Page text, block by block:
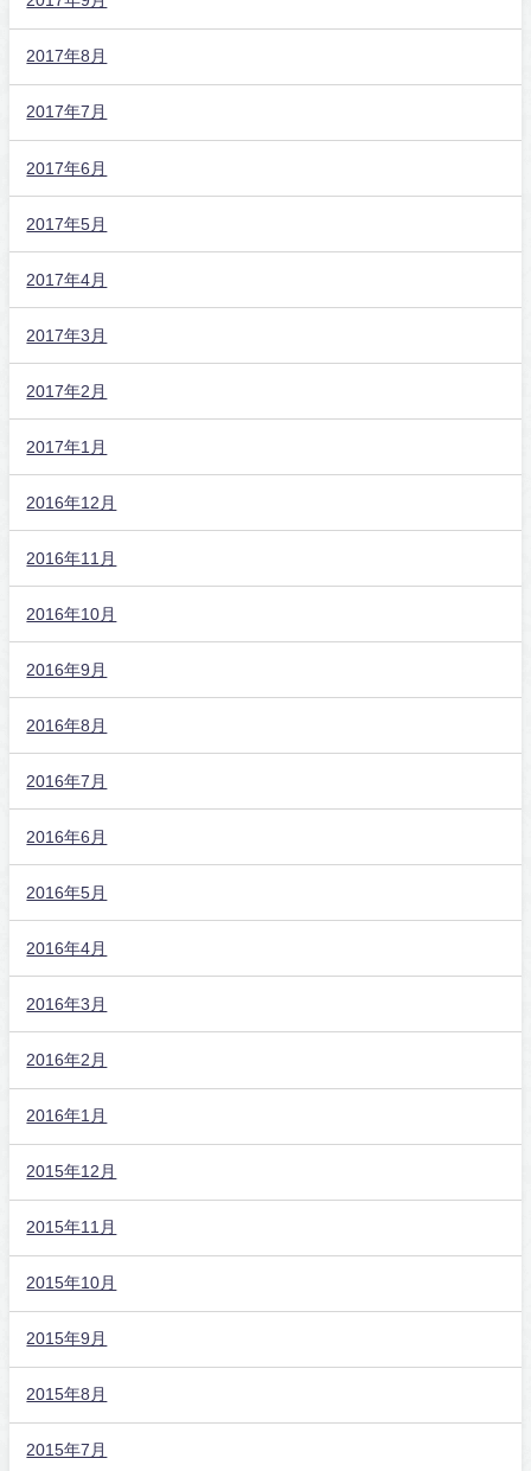
2017年8月
2017年7月
2017年6月
2017年5月
2017年4月
2017年3月
2017年2月
2017年1月
2016年12月
2016年11月
2016年10月
2016年9月
2016年8月
2016年7月
2016年6月
2016年5月
2016年4月
2016年3月
2016年2月
2016年1月
2015年12月
2015年11月
2015年10月
2015年9月
2015年8月
2015年7月